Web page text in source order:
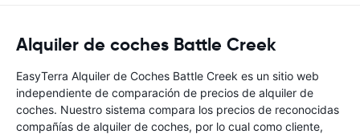
Alquiler de coches Battle Creek
EasyTerra Alquiler de Coches Battle Creek es un sitio web
independiente de comparación de precios de alquiler de
coches. Nuestro sistema compara los precios de reconocidas
compañías de alquiler de coches, por lo cual como cliente,